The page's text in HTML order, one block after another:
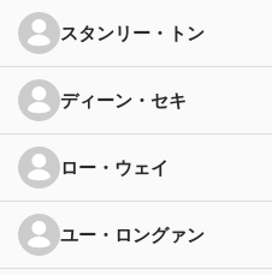
スタンリー・トン
ディーン・セキ
ロー・ウェイ
ユー・ロングァン